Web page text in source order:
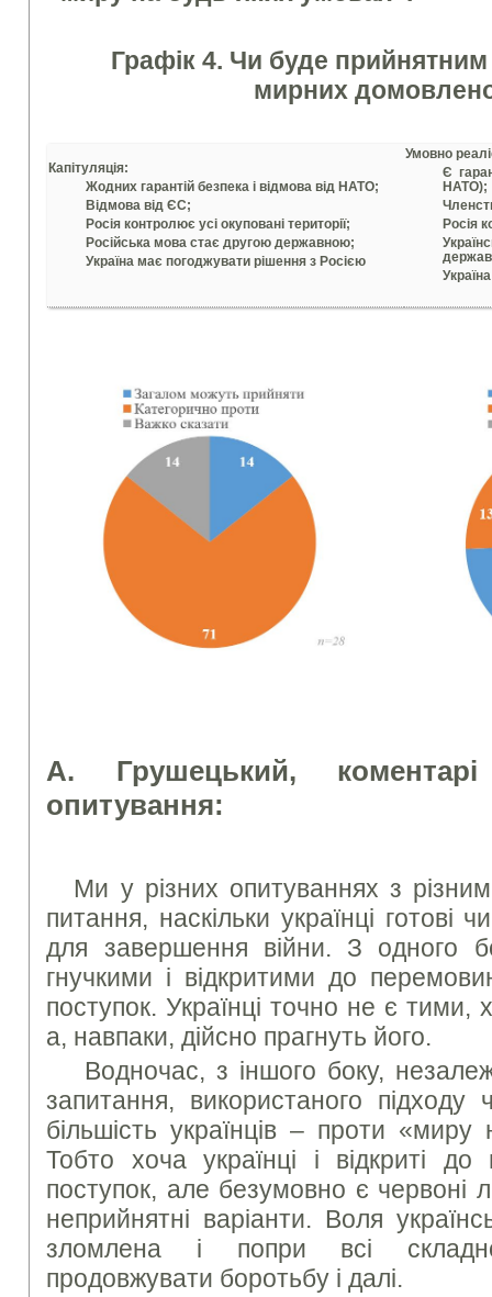
Графік 4. Чи буде прийнятним
мирних
Капітуляція:
Жодних гарантій безпека і відмова від НАТО;
Відмова від ЄС;
Росія контролює усі окуповані території;
Російська мова стає другою державною;
Україна має погоджувати рішення з Росією
Умовно
Є
НАТО);
Росія
А. Грушецький,
опитування:
Ми у різних опитуваннях з
питання, наскільки українці готові
для завершення війни. З одного
гнучкими і відкритими до
поступок. Українці точно не є
а, навпаки, дійсно прагнуть його.
Водночас, з іншого боку,
запитання, використаного
більшість українців – проти
Тобто хоча українці і відкриті
поступок, але безумовно є червоні
неприйнятні варіанти. Воля
зломлена і попри всі
продовжувати боротьбу і далі.